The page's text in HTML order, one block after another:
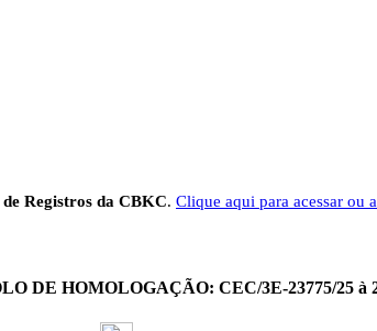
de Registros da CBKC. Clique aqui para acessar ou
DE HOMOLOGAÇÃO: CEC/3E-23775/25 à